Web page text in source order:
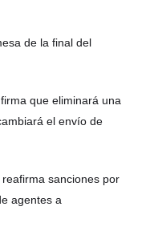
de la final del
que eliminará una
el envío de
reafirma sanciones por
agentes a